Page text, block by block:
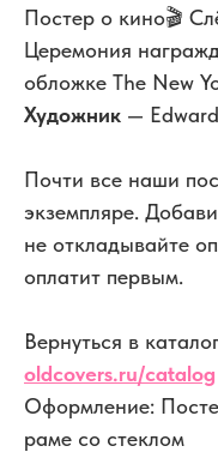
Постер о кино🎬
Церемония
обложке The New
Художник —
Почти все наши
экземпляре.
не откладывайте
оплатит первым.
Вернуться в
oldcovers.ru/catalog
Оформление:
раме со стеклом